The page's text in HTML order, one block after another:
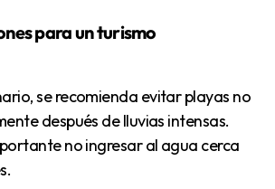
para un turismo
después de lluvias intensas.
no ingresar al agua cerca